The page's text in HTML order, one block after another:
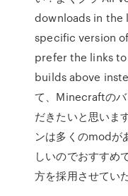
downloads in
specific version
prefer the links
builds above
て、Minecraftのバ
だきたいと思いま
ンは多くのmodが
しいのでおすすめ
方を採用させてい